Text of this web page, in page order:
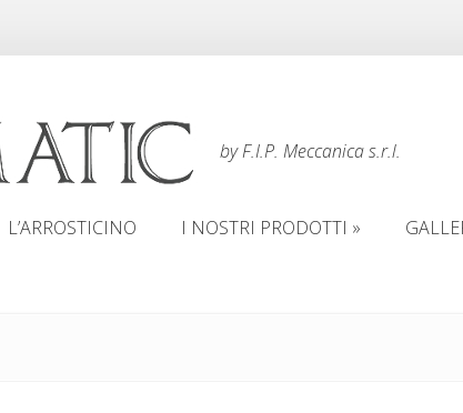
by F.I.P. Meccanica s.r.l.
L’ARROSTICINO
I NOSTRI PRODOTTI